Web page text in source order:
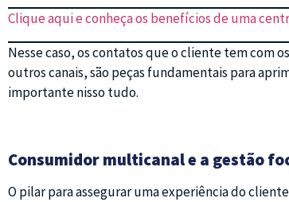
Clique aqui e conheça os benefícios de uma
Nesse caso, os contatos que o cliente tem com
outros canais, são peças fundamentais para
importante nisso tudo.
Consumidor multicanal e a gestão
O pilar para assegurar uma experiência do